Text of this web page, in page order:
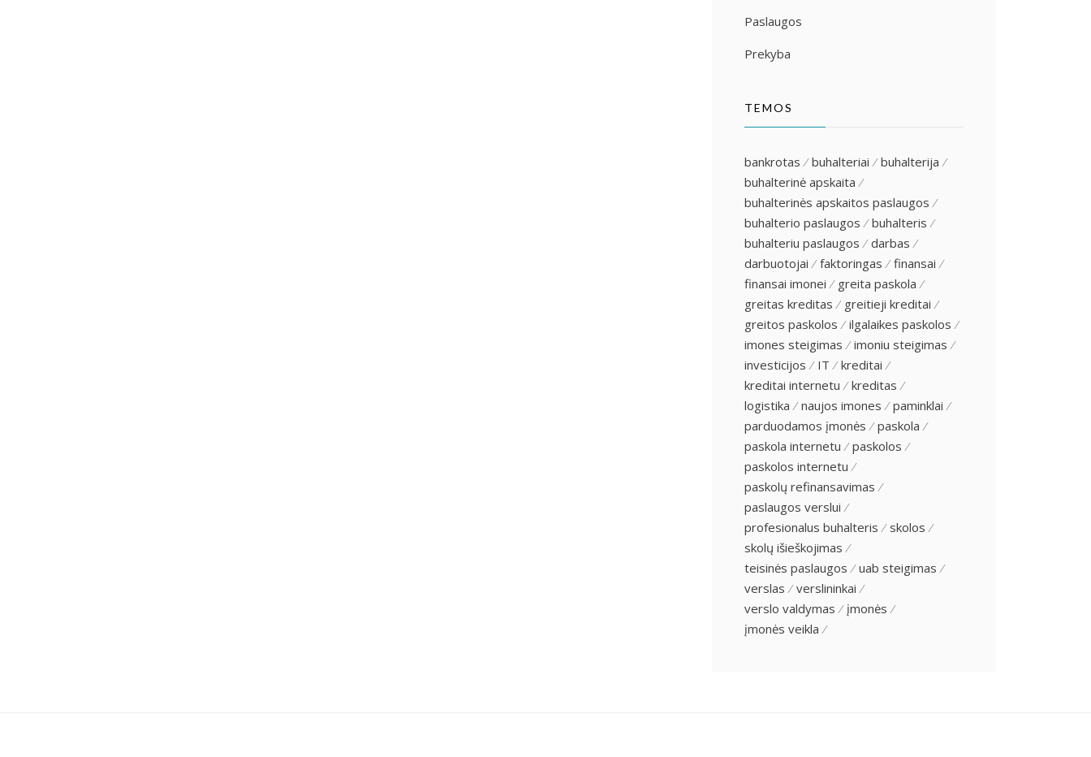
Paslaugos
Prekyba
TEMOS
bankrotas buhalteriai
buhalterija
buhalterinė apskaita
buhalterinės apskaitos paslaugos
buhalterio paslaugos
buhalteris
buhalteriu paslaugos
darbas
darbuotojai
faktoringas
finansai
finansai imonei
greita paskola
greitas kreditas
greitieji kreditai
greitos paskolos
ilgalaikes paskolos
imones steigimas
imoniu steigimas
investicijos
IT
kreditai
kreditai internetu
kreditas
logistika
naujos imones
paminklai
parduodamos įmonės
paskola
paskola internetu
paskolos
paskolos internetu
paskolų refinansavimas
paslaugos verslui
profesionalus buhalteris
skolos
skolų išieškojimas
teisinės paslaugos
uab steigimas
verslas
verslininkai
verslo valdymas
įmonės
įmonės veikla